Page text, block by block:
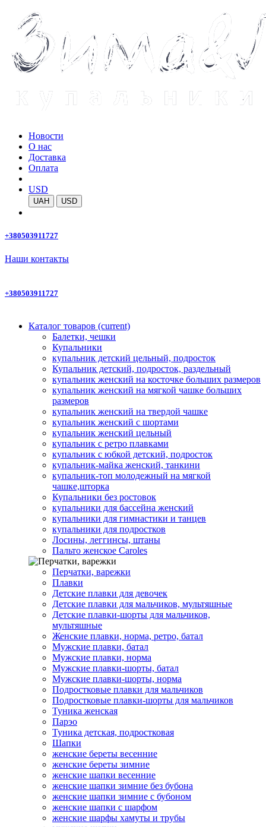
Новости
О нас
Доставка
Оплата
USD
UAH USD
+380503911727
Наши контакты
+380503911727
Каталог товаров (current)
Балетки, чешки
Купальники
купальник детский цельный, подросток
Купальник детский, подросток, раздельный
купальник женский на косточке больших размеров
купальник женский на мягкой чашке больших
размеров
купальник женский на твердой чашке
купальник женский с шортами
купальник женский цельный
купальник с ретро плавками
купальник с юбкой детский, подросток
купальник-майка женский, танкини
купальник-топ молодежный на мягкой
чашке,шторка
Купальники без ростовок
купальники для бассейна женский
купальники для гимнастики и танцев
купальники для подростков
Лосины, леггинсы, штаны
Пальто женское Caroles
Перчатки, варежки
Плавки
Детские плавки для девочек
Детские плавки для мальчиков, мультяшные
Детские плавки-шорты для мальчиков,
мультяшные
Женские плавки, норма, ретро, батал
Мужские плавки, батал
Мужские плавки, норма
Мужские плавки-шорты, батал
Мужские плавки-шорты, норма
Подростковые плавки для мальчиков
Подростковые плавки-шорты для мальчиков
Туникa женская
Парэо
Туника детская, подростковая
Шапки
женские береты весенние
женские береты зимние
женские шапки весенние
женские шапки зимние без бубона
женские шапки зимние с бубоном
женские шапки с шарфом
женские шарфы хамуты и трубы